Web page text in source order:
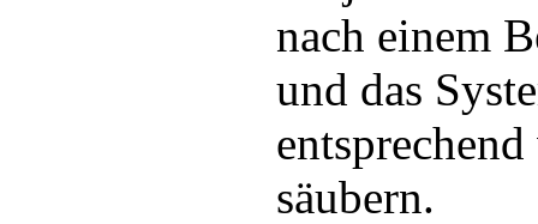
nach einem
und das
säubern.